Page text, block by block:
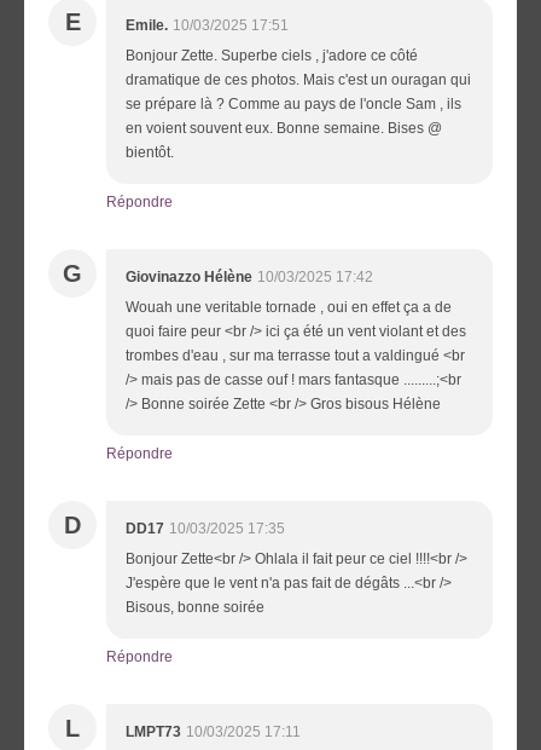
E Emile. 10/03/2025 17:51
Bonjour Zette. Superbe ciels , j'adore ce côté
dramatique de ces photos. Mais c'est un ouragan qui
se prépare là ? Comme au pays de l'oncle Sam , ils
en voient souvent eux. Bonne semaine. Bises @
bientôt.
Répondre
G Giovinazzo Hélène 10/03/2025 17:42
Wouah une veritable tornade , oui en effet ça a de
quoi faire peur <br /> ici ça été un vent violant et des
trombes d'eau , sur ma terrasse tout a valdingué <br
/> mais pas de casse ouf ! mars fantasque .........;<br
/> Bonne soirée Zette <br /> Gros bisous Hélène
Répondre
D DD17 10/03/2025 17:35
Bonjour Zette<br /> Ohlala il fait peur ce ciel !!!!<br />
J'espère que le vent n'a pas fait de dégâts ...<br />
Bisous, bonne soirée
Répondre
L LMPT73 10/03/2025 17:11